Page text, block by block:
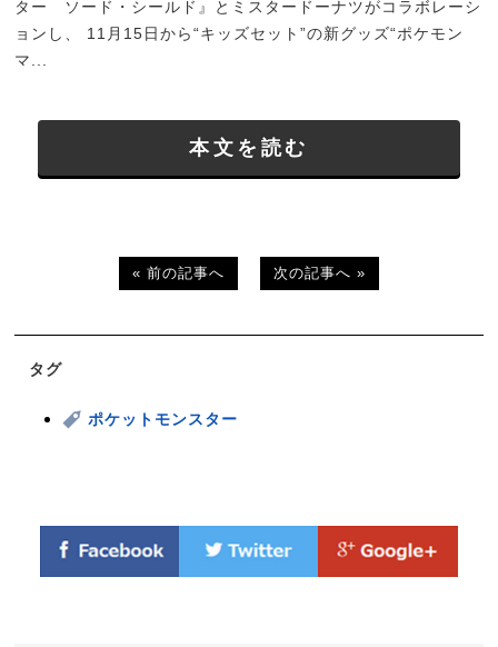
ター ソード・シールド』とミスタードーナツがコラボレーシ
ョンし、 11月15日から“キッズセット”の新グッズ“ポケモン
マ...
本文を読む
« 前の記事へ 次の記事へ »
タグ
ポケットモンスター